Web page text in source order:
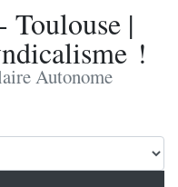
|
!
Autonome